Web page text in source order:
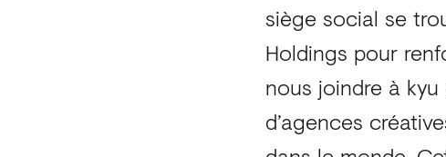
siège social se
Holdings pour
nous joindre à
d’agences